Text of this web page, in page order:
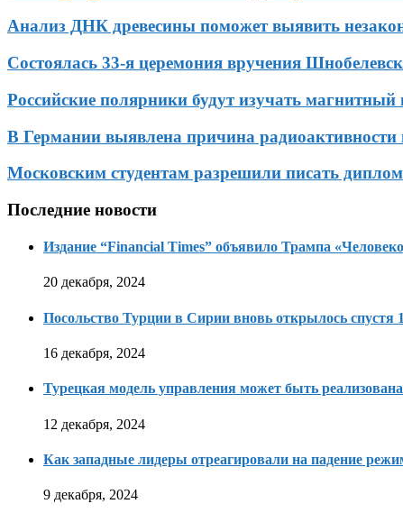
Анализ ДНК древесины поможет выявить
Состоялась 33-я церемония вручения
Российские полярники будут изучать
В Германии выявлена причина радиоактивности
Московским студентам разрешили писать
Последние новости
Издание “Financial Times” объявило Трампа
20 декабря, 2024
Посольство Турции в Сирии вновь открылось спустя
16 декабря, 2024
Турецкая модель управления может быть
12 декабря, 2024
Как западные лидеры отреагировали на падение
9 декабря, 2024